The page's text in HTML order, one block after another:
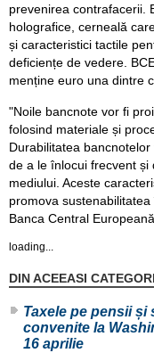
prevenirea contrafacerii.
holografice, cerneală
și caracteristici tactile
deficiențe de vedere.
menține euro una dintre
"Noile bancnote vor fi
folosind materiale și
Durabilitatea
de a le înlocui frecvent și
mediului. Aceste
promova
Banca Central
loading...
DIN ACEEASI
Taxele pe pensii și
convenite la
16 aprilie